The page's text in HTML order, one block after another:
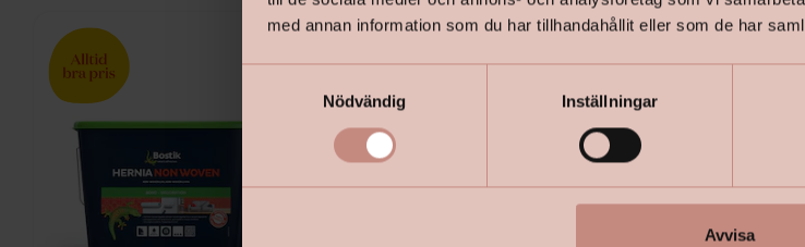
med annan information som du har tillhandahållit eller som de har
m
Nödvändig Inställningar
Avvisa